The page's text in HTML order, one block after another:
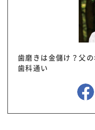
歯磨きは金儲け？父
歯科通い